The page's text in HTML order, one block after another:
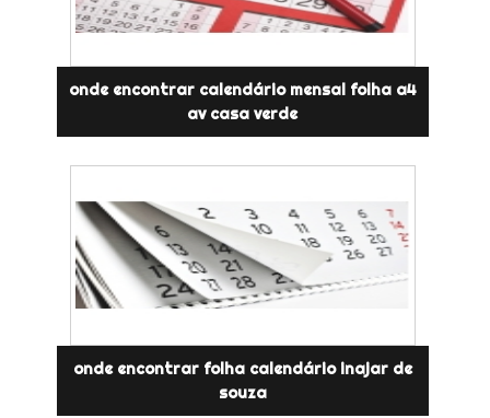
onde encontrar calendário mensal folha a4
av casa verde
onde encontrar folha calendário inajar de
souza